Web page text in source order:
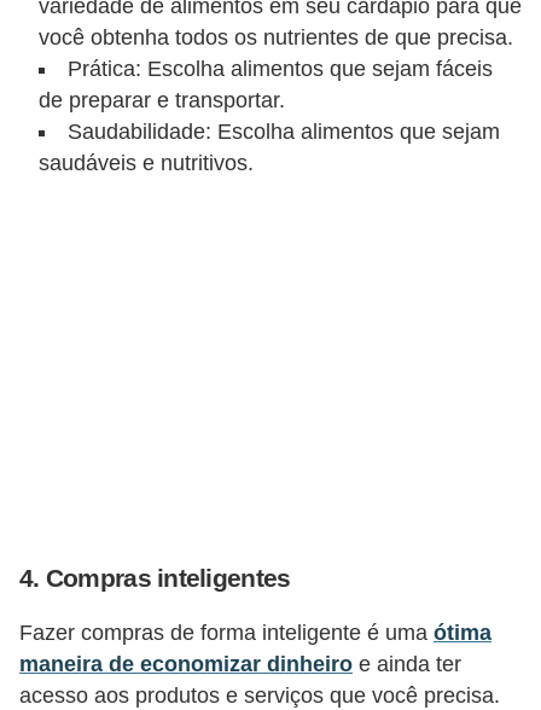
variedade de alimentos em seu cardápio para que
você obtenha todos os nutrientes de que precisa.
Prática: Escolha alimentos que sejam fáceis
de preparar e transportar.
Saudabilidade: Escolha alimentos que sejam
saudáveis e nutritivos.
4. Compras inteligentes
Fazer compras de forma inteligente é uma ótima
maneira de economizar dinheiro e ainda ter
acesso aos produtos e serviços que você precisa.